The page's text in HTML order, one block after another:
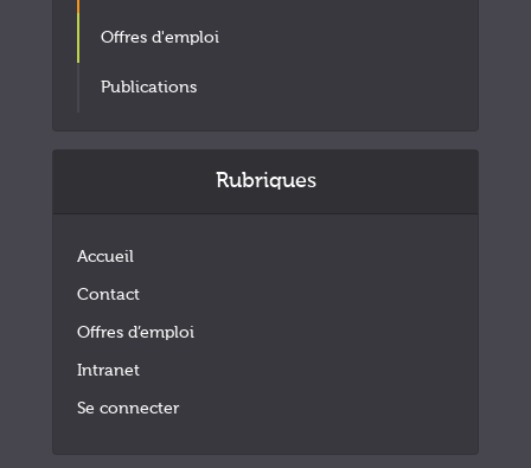
Offres d'emploi
Publications
Rubriques
Accueil
Contact
Offres d’emploi
Intranet
Se connecter